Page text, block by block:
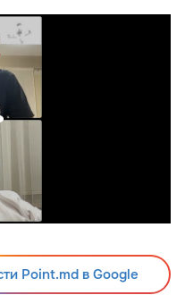
Point.md в Google